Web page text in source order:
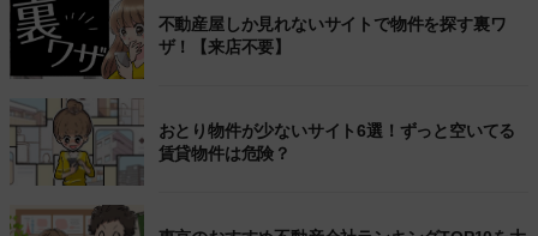
不動産屋しか見れないサイトで物件を探す裏ワ
ザ！【来店不要】
おとり物件が少ないサイト6選！ずっと空いてる
賃貸物件は危険？